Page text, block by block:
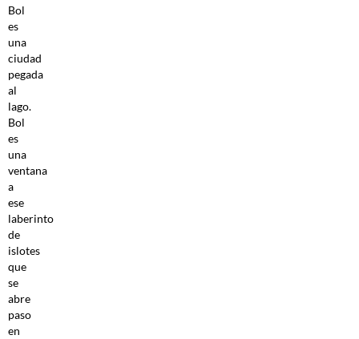
Bol
es
una
ciudad
pegada
al
lago.
Bol
es
una
ventana
a
ese
laberinto
de
islotes
que
se
abre
paso
en